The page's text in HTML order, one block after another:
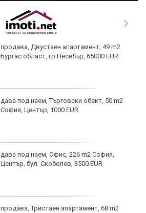
продава, Двустаен апартамент, 49 m2
Бургас област, гр.Несебър, 65000 EUR
дава под наем, Търговски обект, 50 m2
София, Център, 1000 EUR
дава под наем, Офис, 226 m2 София,
Център, бул. Скобелев, 3500 EUR
продава, Тристаен апартамент, 68 m2